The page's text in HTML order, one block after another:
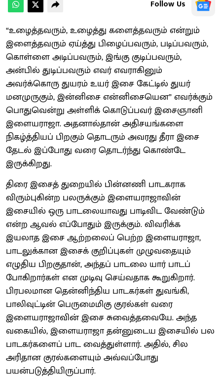
Follow Us
“உழைத்தவரும், உழைத்து களைத்தவரும் என்றும்
இளைத்தவரும் ஏய்த்து பிழைப்பவரும், படிப்பவரும்,
கொள்ளை அடிப்பவரும், இங்கு குடிப்பவரும்,
அன்பில் துடிப்பவரும் எவர் எவராகினும்
அவர்க்கொரு துயரம் உயர் இசை கேட்டில் துயர்
மனமுருகும், இன்னிசை என்னிசையென” எவர்க்கும்
பொதுவென்று அள்ளிக் கொடுப்பவர் இசைஞானி
இளையராஜா. அதனால்தான் அதிசயங்களை
நிகழ்த்தியப் பிறகும் தொடரும் அவரது தீரா இசை
தேடல் இப்போது வரை தொடர்ந்து கொண்டே
இருக்கிறது.
திரை இசைத் துறையில் பின்னணி பாடகராக
விரும்புகின்ற பலருக்கும் இளையராஜாவின்
இசையில் ஒரு பாடலையாவது பாடிவிட வேண்டும்
என்ற ஆவல் எப்போதும் இருக்கும். விவரிக்க
இயலாத இசை ஆற்றலைப் பெற்ற இளையராஜா,
பாடலுக்கான இசைக் குறிப்புகள் முழுவதையும்
எழுதிய பிறகுதான், அந்தப் பாடலை யார் பாடப்
போகிறார்கள் என முடிவு செய்வதாக கூறுகிறார்.
பிரபலமான தென்னிந்திய பாடகர்கள் துவங்கி,
பாலிவுட்டின் பெருமைமிகு குரல்கள் வரை
இளையராஜாவின் இசை சுவைத்தவையே. அந்த
வகையில், இளையராஜா தன்னுடைய இசையில் பல
பாடகர்களைப் பாட வைத்துள்ளார். அதில், சில
அரிதான குரல்களையும் அவ்வப்போது
பயன்படுத்தியிருப்பார்.